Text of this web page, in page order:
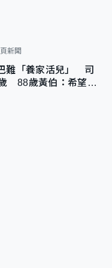
新聞
難「養家活兒」 司
88歲黃伯：希望一